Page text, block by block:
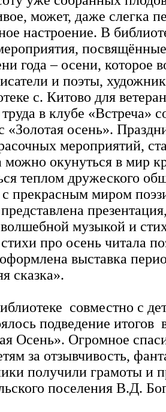
может, даже слегка
настроение. В
года – осени, которое
и поэты,
с. Китово для
в клубе «Встреча»
«Золотая осень».
мероприятий,
можно окунуться в мир
теплом дружеского
с прекрасным миром
музыкой и
про осень читала
выставка
сказка».
совместно с
подведение итогов
Осень». Огромное
за отзывчивость,
получили грамоты и
поселения В.Д.